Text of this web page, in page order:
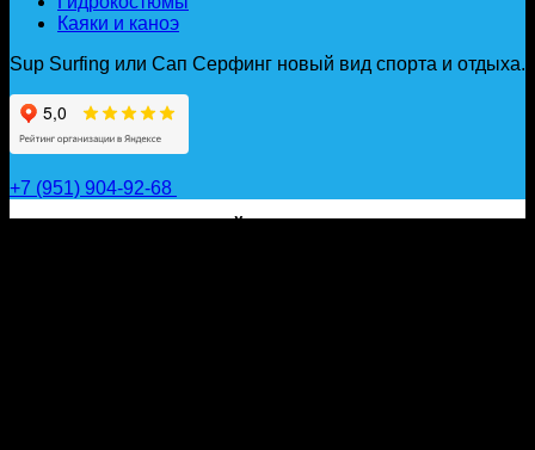
Каяки и каноэ
Sup Surfing или Сап Серфинг новый вид спорта и отдыха.
+7 (951) 904-92-68